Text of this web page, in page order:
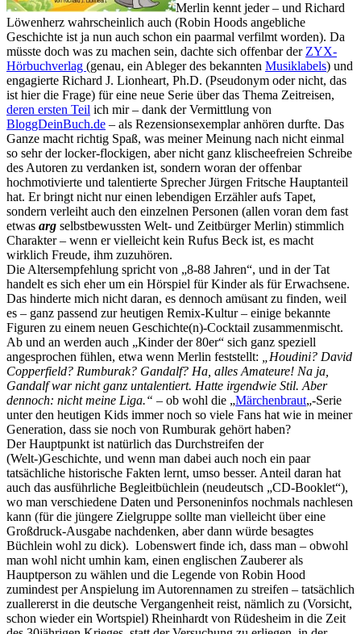
Merlin kennt jeder – und Richard
Löwenherz wahrscheinlich auch (Robin Hoods angebliche
Geschichte ist ja nun auch schon ein paarmal verfilmt worden). Da
müsste doch was zu machen sein, dachte sich offenbar derZYX-
Hörbuchverlag (genau, ein Ableger des bekannten Musiklabels) und
engagierte Richard J. Lionheart, Ph.D. (Pseudonym oder nicht, das
ist hier die Frage) für eine neue Serie über das Thema Zeitreisen,
deren ersten Teil ich mir – dank der Vermittlung von
BloggDeinBuch.de – als Rezensionsexemplar anhören durfte. Das
Ganze macht richtig Spaß, was meiner Meinung nach nicht einmal
so sehr der locker-flockigen, aber nicht ganz klischeefreien Schreibe
des Autoren zu verdanken ist, sondern woran der offenbar
hochmotivierte und talentierte Sprecher Jürgen Fritsche Hauptanteil
hat. Er bringt nicht nur einen lebendigen Erzähler aufs Tapet,
sondern verleiht auch den einzelnen Personen (allen voran dem fast
etwas arg selbstbewussten Welt- und Zeitbürger Merlin) stimmlich
Charakter – wenn er vielleicht kein Rufus Beck ist, es macht
wirklich Freude, ihm zuzuhören.
Die Altersempfehlung spricht von „8-88 Jahren“, und in der Tat
handelt es sich eher um ein Hörspiel für Kinder als für Erwachsene.
Das hinderte mich nicht daran, es dennoch amüsant zu finden, weil
es – ganz passend zur heutigen Remix-Kultur – einige bekannte
Figuren zu einem neuen Geschichte(n)-Cocktail zusammenmischt.
Ab und an werden auch „Kinder der 80er“ sich ganz speziell
angesprochen fühlen, etwa wenn Merlin feststellt: „Houdini? David
Copperfield? Rumburak? Gandalf? Ha, alles Amateure! Na ja,
Gandalf war nicht ganz untalentiert. Hatte irgendwie Stil. Aber
dennoch: nicht meine Liga.“ – ob wohl die „Märchenbraut„-Serie
unter den heutigen Kids immer noch so viele Fans hat wie in meiner
Generation, dass sie noch von Rumburak gehört haben?
Der Hauptpunkt ist natürlich das Durchstreifen der
(Welt-)Geschichte, und wenn man dabei auch noch ein paar
tatsächliche historische Fakten lernt, umso besser. Anteil daran hat
auch das ausführliche Begleitbüchlein (neudeutsch „CD-Booklet“),
wo man verschiedene Daten und Personeninfos nochmals nachlesen
kann (für die jüngere Zielgruppe sollte man vielleicht über eine
Großdruck-Ausgabe nachdenken, aber dann würde besagtes
Büchlein wohl zu dick). Lobenswert finde ich, dass man – obwohl
man wohl nicht umhin kam, einen englischen Zauberer als
Hauptperson zu wählen und die Legende von Robin Hood
zumindest per Anspielung im Autorennamen zu streifen – tatsächlich
zuallererst in die deutsche Vergangenheit reist, nämlich zu (Vorsicht,
schon wieder ein Wortspiel) Rheinhardt von Rüdesheim in die Zeit